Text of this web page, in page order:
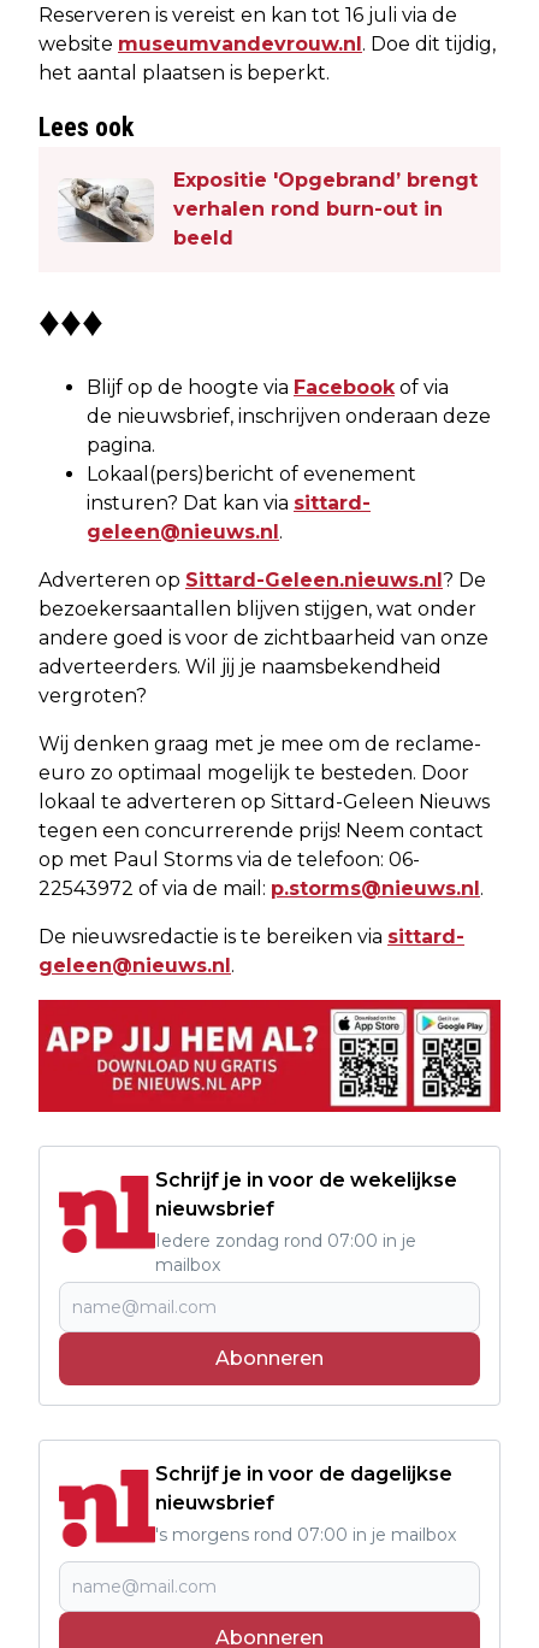
Reserveren is vereist en kan tot 16 juli via de
website museumvandevrouw.nl . Doe dit tijdig,
het aantal plaatsen is beperkt.
Lees ook
Expositie 'Opgebrand’ brengt
verhalen rond burn-out in
beeld
♦♦♦
Blijf op de hoogte via Facebookof via
de nieuwsbrief, inschrijven onderaan deze
pagina.
Lokaal(pers)bericht of evenement
insturen? Dat kan via sittard-
geleen@nieuws.nl .
Adverteren op Sittard-Geleen.nieuws.nl ? De
bezoekersaantallen blijven stijgen, wat onder
andere goed is voor de zichtbaarheid van onze
adverteerders. Wil jij je naamsbekendheid
vergroten?
Wij denken graag met je mee om de reclame-
euro zo optimaal mogelijk te besteden. Door
lokaal te adverteren op Sittard-Geleen Nieuws
tegen een concurrerende prijs! Neem contact
op met Paul Storms via de telefoon: 06-
22543972 of via de mail: p.storms@nieuws.nl .
De nieuwsredactie is te bereiken via sittard-
geleen@nieuws.nl .
Schrijf je in voor de wekelijkse
nieuwsbrief
Iedere zondag rond 07:00 in je
mailbox
Abonneren
Schrijf je in voor de dagelijkse
nieuwsbrief
's morgens rond 07:00 in je mailbox
Abonneren